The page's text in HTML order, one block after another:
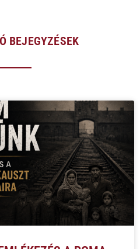
BEJEGYZÉSEK